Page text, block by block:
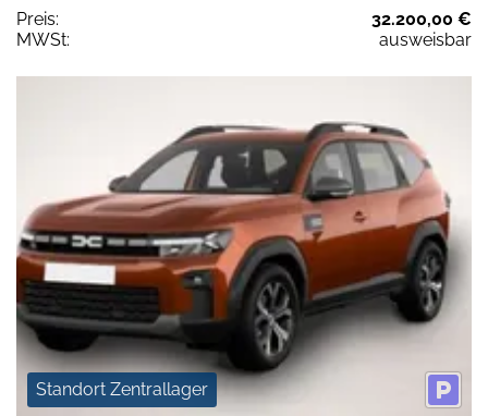
Preis:
32.200,00 €
MWSt:
ausweisbar
Standort Zentrallager